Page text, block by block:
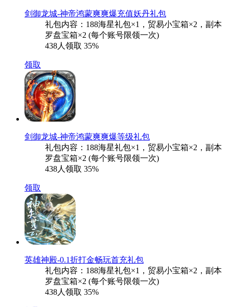
剑御龙城-神帝鸿蒙爽爽爆充值妖丹礼包
礼包内容：188海星礼包×1，贸易小宝箱×2，副本
罗盘宝箱×2 (每个账号限领一次)
438人领取 35%
领取
剑御龙城-神帝鸿蒙爽爽爆等级礼包
礼包内容：188海星礼包×1，贸易小宝箱×2，副本
罗盘宝箱×2 (每个账号限领一次)
438人领取 35%
领取
英雄神殿-0.1折打金畅玩首充礼包
礼包内容：188海星礼包×1，贸易小宝箱×2，副本
罗盘宝箱×2 (每个账号限领一次)
438人领取 35%